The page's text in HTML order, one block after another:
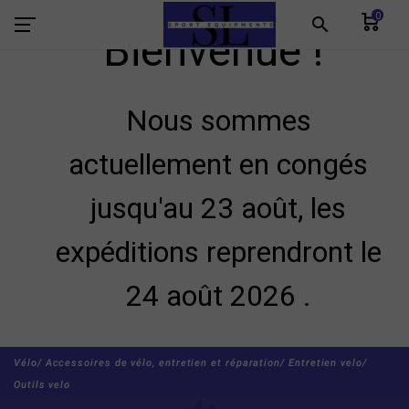
search 0
Bienvenue !
Nous sommes
actuellement en congés
jusqu'au 23 août, les
expéditions reprendront le
24 août 2026 .
Vélo/ Accessoires de vélo, entretien et réparation/ Entretien velo/
Outils velo